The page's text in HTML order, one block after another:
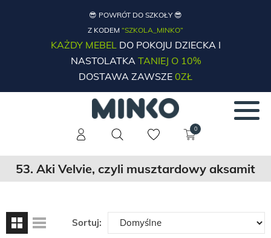
😎 POWRÓT DO SZKOŁY 😎
Z KODEM “SZKOLA_MINKO”
KAŻDY MEBELDO POKOJU DZIECKA I
NASTOLATKATANIEJ O 10%
DOSTAWA ZAWSZE 0ZŁ
0
53. Aki Velvie, czyli musztardowy aksamit
Sortuj: